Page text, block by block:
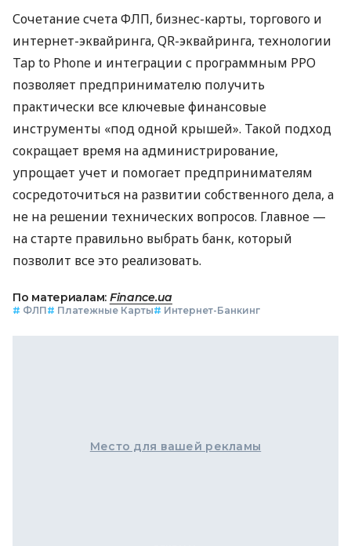
Сочетание счета ФЛП, бизнес-карты, торгового и
интернет-эквайринга, QR-эквайринга, технологии
Tap to Phone и интеграции с программным РРО
позволяет предпринимателю получить
практически все ключевые финансовые
инструменты «под одной крышей». Такой подход
сокращает время на администрирование,
упрощает учет и помогает предпринимателям
сосредоточиться на развитии собственного дела, а
не на решении технических вопросов. Главное —
на старте правильно выбрать банк, который
позволит все это реализовать.
По материалам: Finance.ua
# ФЛП# Платежные Карты# Интернет-Банкинг
Место для вашей рекламы